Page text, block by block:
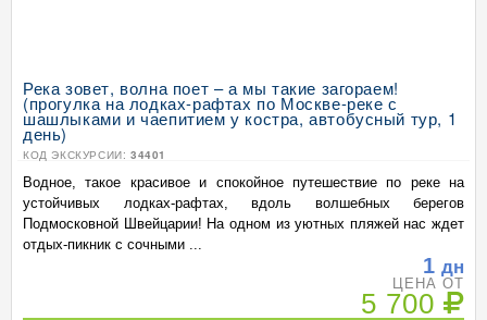
Река зовет, волна поет – а мы такие загораем!
(прогулка на лодках-рафтах по Москве-реке с
шашлыками и чаепитием у костра, автобусный тур, 1
день)
КОД ЭКСКУРСИИ: 34401
Водное, такое красивое и спокойное путешествие по реке на
устойчивых лодках-рафтах, вдоль волшебных берегов
Подмосковной Швейцарии! На одном из уютных пляжей нас ждет
отдых-пикник с сочными ...
1 дн
ЦЕНА ОТ
5 700